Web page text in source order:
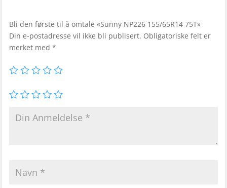
Bli den første til å omtale «Sunny NP226 155/65R14 75T»
Din e-postadresse vil ikke bli publisert. Obligatoriske felt er
merket med *